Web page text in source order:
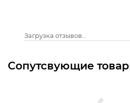
Загрузка отзывов...
Сопутсвующие